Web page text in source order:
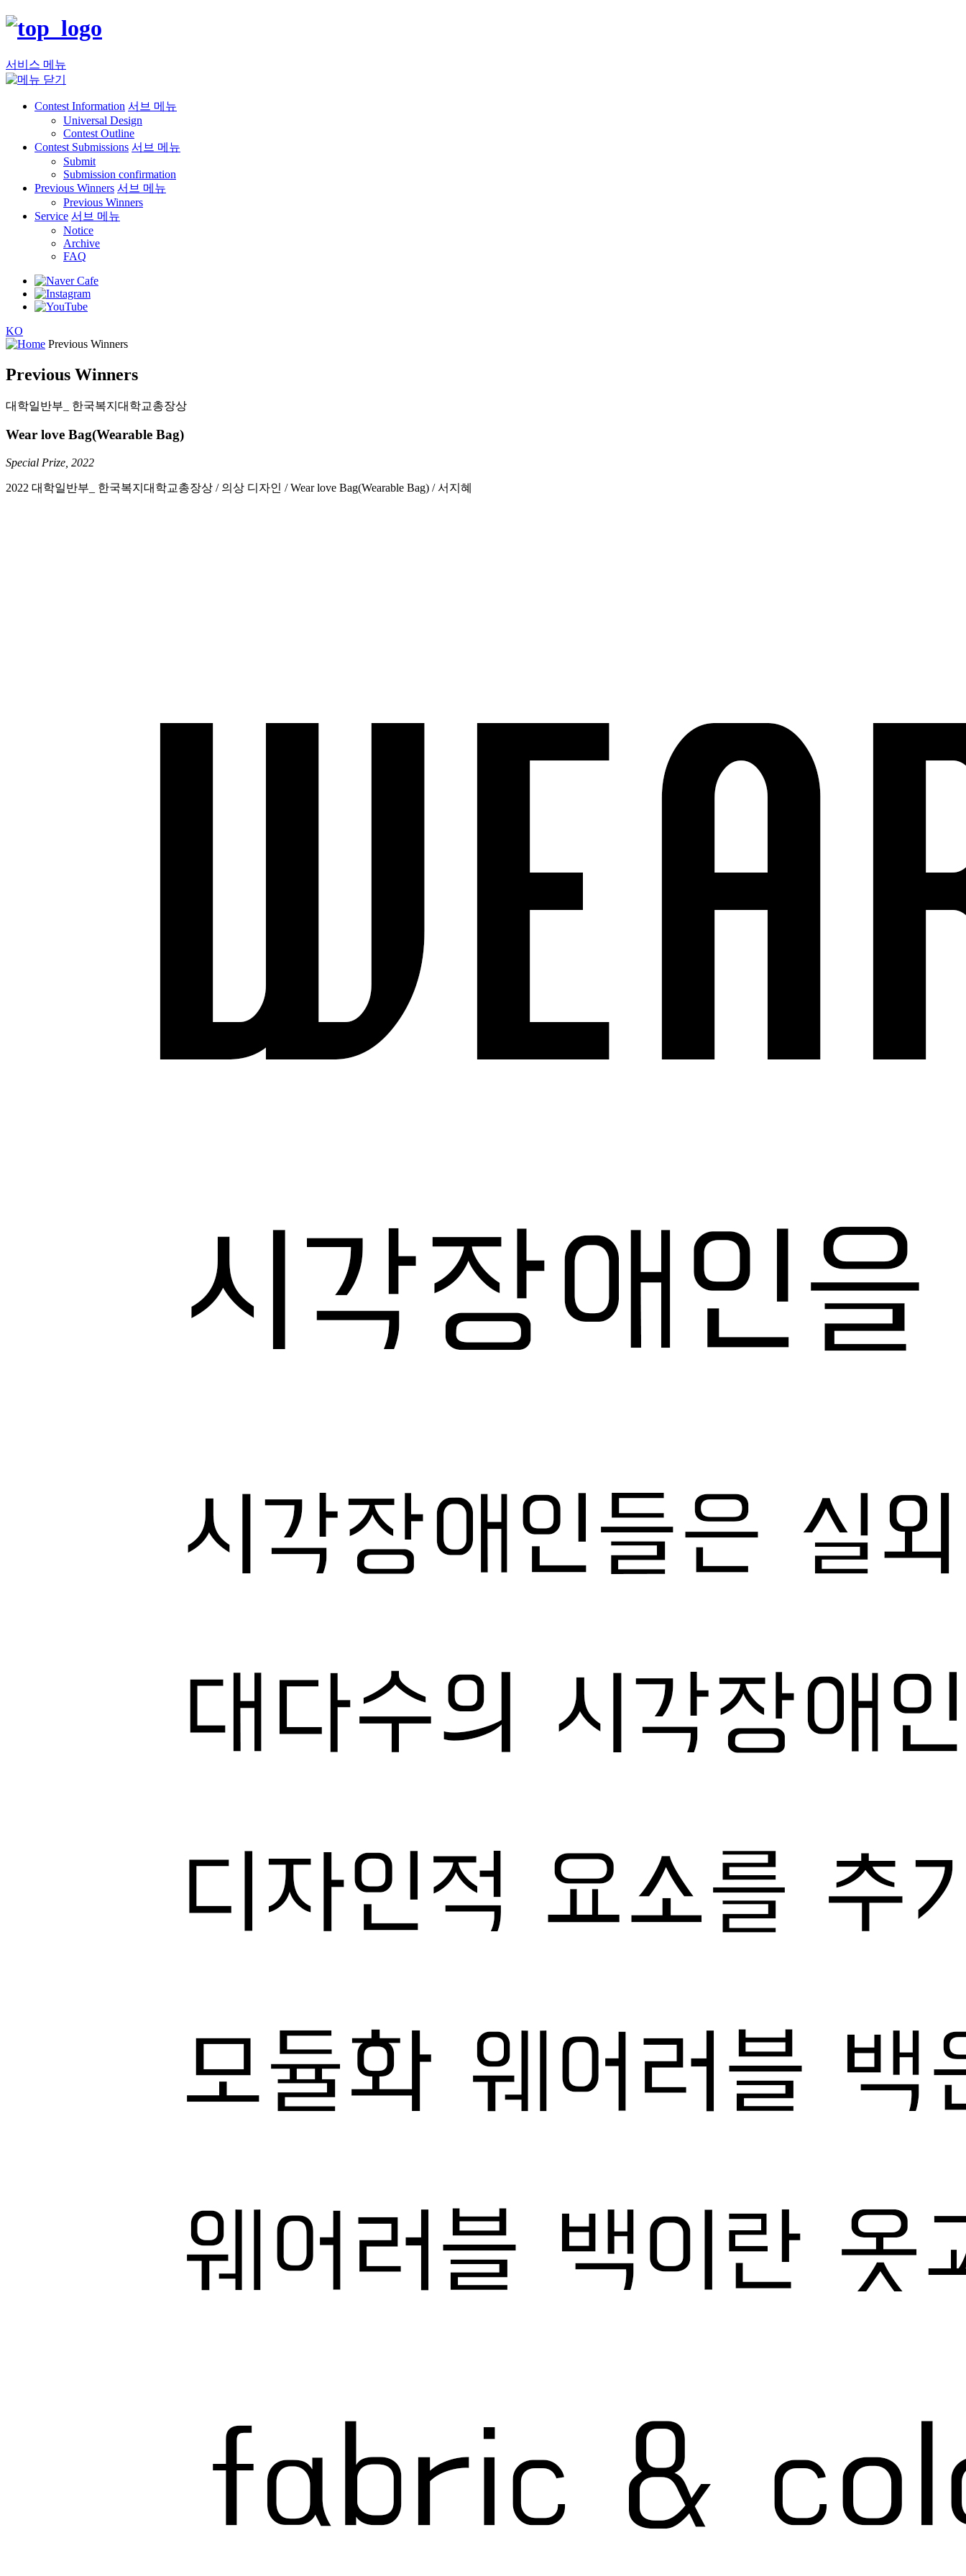
서비스 메뉴
Contest Information 서브 메뉴
Universal Design
Contest Outline
Contest Submissions 서브 메뉴
Submit
Submission confirmation
Previous Winners 서브 메뉴
Previous Winners
Service 서브 메뉴
Notice
Archive
FAQ
KO
Previous Winners
Previous Winners
대학일반부_ 한국복지대학교총장상
Wear love Bag(Wearable Bag)
Special Prize, 2022
2022 대학일반부_ 한국복지대학교총장상 / 의상 디자인 / Wear love Bag(Wearable Bag) / 서지혜